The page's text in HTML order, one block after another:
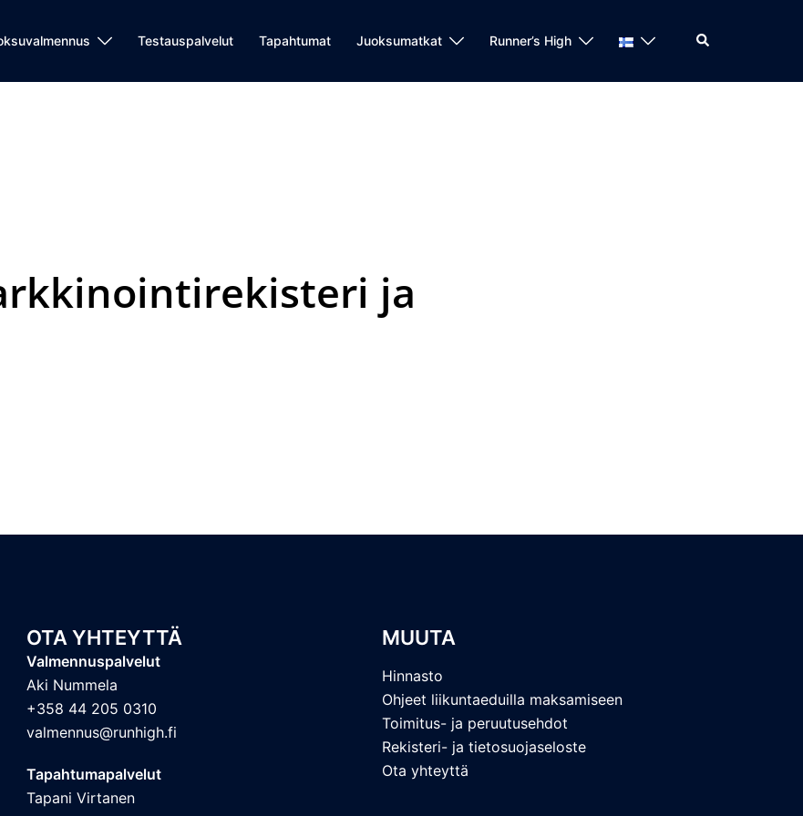
Testauspalvelut Tapahtumat Juoksumatkat Runner’s High
ja
OTA YHTEYTTÄ
Valmennuspalvelut
Aki Nummela
+358 44 205 0310
valmennus@runhigh.fi
Tapahtumapalvelut
Tapani Virtanen
MUUTA
Hinnasto
Ohjeet liikuntaeduilla maksamiseen
Toimitus- ja peruutusehdot
Rekisteri- ja tietosuojaseloste
Ota yhteyttä